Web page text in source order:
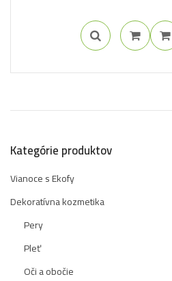
Kategórie produktov
Vianoce s Ekofy
Dekoratívna kozmetika
Pery
Pleť
Oči a obočie